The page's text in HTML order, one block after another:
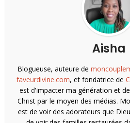
Aisha
Blogueuse, auteure de
faveurdivine.com, et fondatrice de
est d'impacter ma génération et
Christ par le moyen des médias.
est de voir des adorateurs que